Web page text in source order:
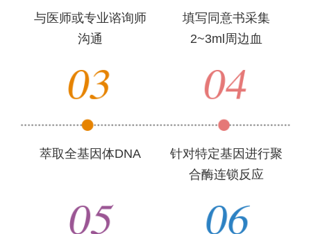
与医师或专业谘询师
沟通
填写同意书采集
2~3ml周边血
萃取全基因体DNA
针对特定基因进行聚
合酶连锁反应